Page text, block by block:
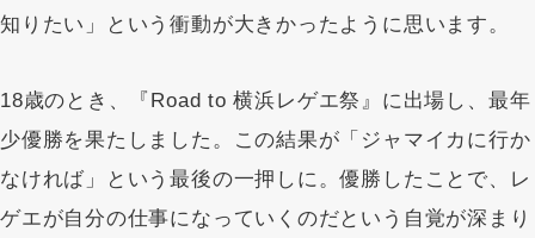
知りたい」という衝動が大きかったように思います。
18歳のとき、『Road to 横浜レゲエ祭』に出場し、最年
少優勝を果たしました。この結果が「ジャマイカに行か
なければ」という最後の一押しに。優勝したことで、レ
ゲエが自分の仕事になっていくのだという自覚が深まり